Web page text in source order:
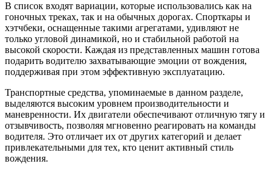
В список входят вариации, которые использовались как на
гоночных треках, так и на обычных дорогах. Спорткары и
хэтчбеки, оснащенные такими агрегатами, удивляют не
только угловой динамикой, но и стабильной работой на
высокой скорости. Каждая из представленных машин готова
подарить водителю захватывающие эмоции от вождения,
поддерживая при этом эффективную эксплуатацию.
Транспортные средства, упоминаемые в данном разделе,
выделяются высоким уровнем производительности и
маневренности. Их двигатели обеспечивают отличную тягу и
отзывчивость, позволяя мгновенно реагировать на команды
водителя. Это отличает их от других категорий и делает
привлекательными для тех, кто ценит активный стиль
вождения.